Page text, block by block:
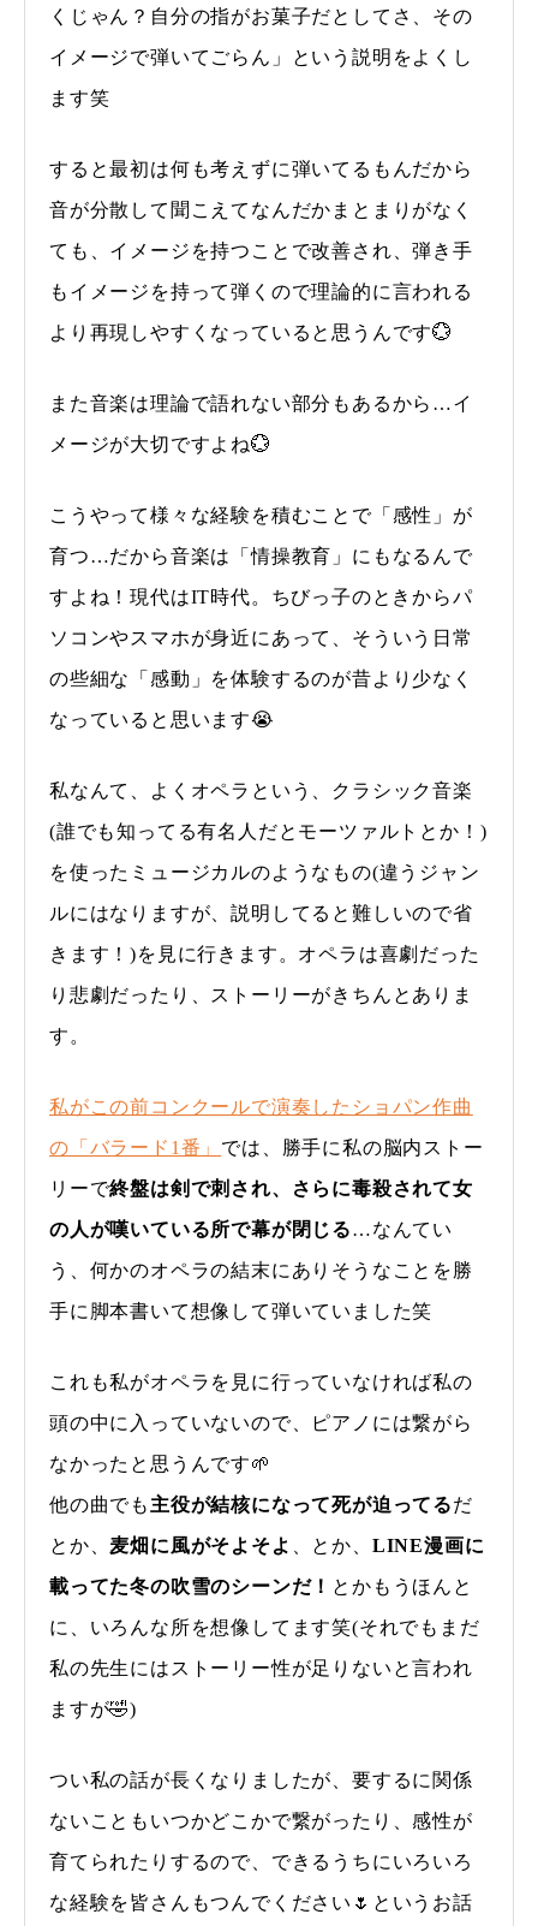
くじゃん？自分の指がお菓子だとしてさ、その
イメージで弾いてごらん」という説明をよくし
ます笑
すると最初は何も考えずに弾いてるもんだから
音が分散して聞こえてなんだかまとまりがなく
ても、イメージを持つことで改善され、弾き手
もイメージを持って弾くので理論的に言われる
より再現しやすくなっていると思うんです💮
また音楽は理論で語れない部分もあるから…イ
メージが大切ですよね💮
こうやって様々な経験を積むことで「感性」が
育つ…だから音楽は「情操教育」にもなるんで
すよね！現代はIT時代。ちびっ子のときからパ
ソコンやスマホが身近にあって、そういう日常
の些細な「感動」を体験するのが昔より少なく
なっていると思います😭
私なんて、よくオペラという、クラシック音楽
(誰でも知ってる有名人だとモーツァルトとか！)
を使ったミュージカルのようなもの(違うジャン
ルにはなりますが、説明してると難しいので省
きます！)を見に行きます。オペラは喜劇だった
り悲劇だったり、ストーリーがきちんとありま
す。
私がこの前コンクールで演奏したショパン作曲
の「バラード1番」 では、勝手に私の脳内ストー
リーで終盤は剣で刺され、さらに毒殺されて女
の人が嘆いている所で幕が閉じる…なんてい
う、何かのオペラの結末にありそうなことを勝
手に脚本書いて想像して弾いていました笑
これも私がオペラを見に行っていなければ私の
頭の中に入っていないので、ピアノには繋がら
なかったと思うんです🌱
他の曲でも 主役が結核になって死が迫ってるだ
とか、 麦畑に風がそよそよ 、とか、 LINE漫画に
載ってた冬の吹雪のシーンだ！ とかもうほんと
に、いろんな所を想像してます笑(それでもまだ
私の先生にはストーリー性が足りないと言われ
ますが🤣)
つい私の話が長くなりましたが、要するに関係
ないこともいつかどこかで繋がったり、感性が
育てられたりするので、できるうちにいろいろ
な経験を皆さんもつんでください🌷というお話